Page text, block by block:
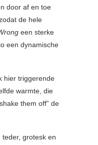
door af en toe
de hele
een sterke
een dynamische
hier triggerende
warmte, die
them off” de
grotesk en